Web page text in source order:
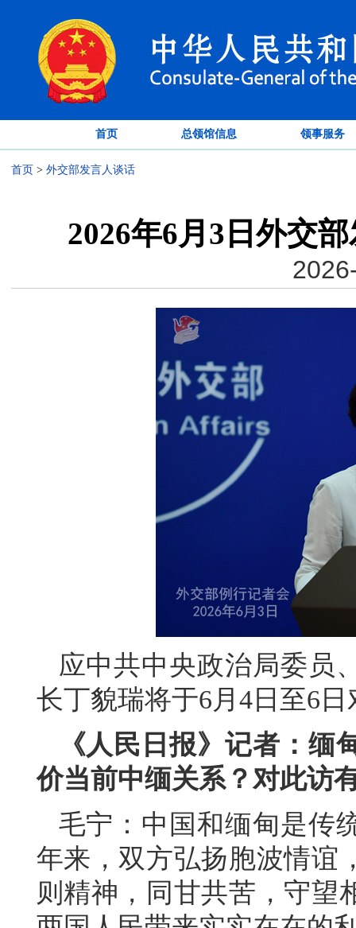
首页 总领馆信息 领事服务
首页 > 外交部发言人谈话
2026年6月3日外交
应中共中央政治局委员
长丁貌瑞将于6月4日至6
《人民日报》记者：
价当前中缅关系？对此访
毛宁：中国和缅甸是传
年来，双方弘扬胞波情谊
则精神，同甘共苦，守望